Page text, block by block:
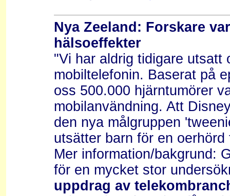
Nya Zeeland: Forskare
hälsoeffekter
"Vi har aldrig tidigare utsatt
mobiltelefonin. Baserat på
oss 500.000 hjärntumörer
mobilanvändning. Att
den nya målgruppen
utsätter barn för en oerhörd
Mer information/bakgrund:
för en mycket stor
uppdrag av